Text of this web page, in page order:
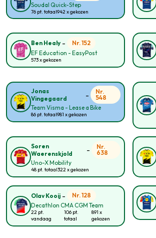
Soudal Quick-Step
76 pt. totaal942 x gekozen
Ben Healy-
Nr. 152
EF Education - EasyPost
573 x gekozen
Jonas
Vingegaard
-
Nr.
548
Team Visma - Lease a Bike
86 pt. totaal981 x gekozen
Soren
Waerenskjold
-
Nr.
638
Uno-X Mobility
48 pt. totaal322 x gekozen
Olav Kooij-
Nr. 128
Decathlon CMA CGM Team
22 pt.
vandaag
106 pt.
totaal
891 x
gekozen